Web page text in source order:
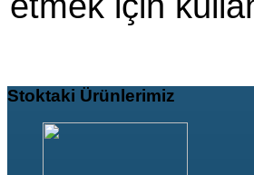
Stoktaki Ürünlerimiz